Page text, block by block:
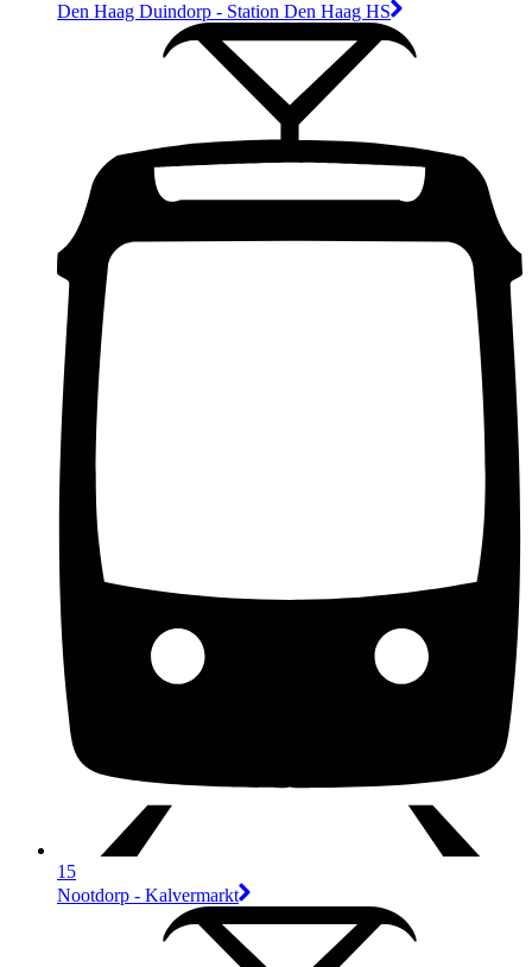
Den Haag Duindorp - Station Den Haag HS
15
Nootdorp - Kalvermarkt